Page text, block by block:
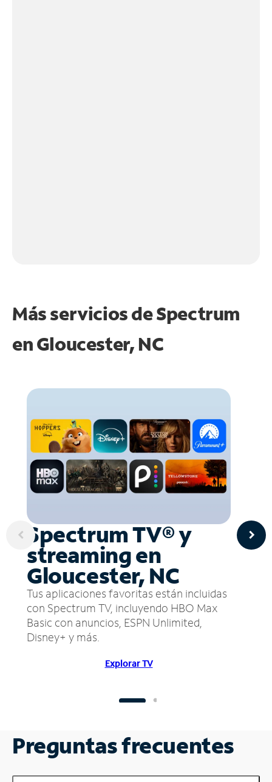
Más servicios de Spectrum
enGloucester, NC
Spectrum TV® y
streaming en
Gloucester, NC
Tus aplicaciones favoritas están incluidas
con Spectrum TV, incluyendo HBO Max
Basic con anuncios, ESPN Unlimited,
Disney+ y más.
Explorar TV
Preguntas frecuentes